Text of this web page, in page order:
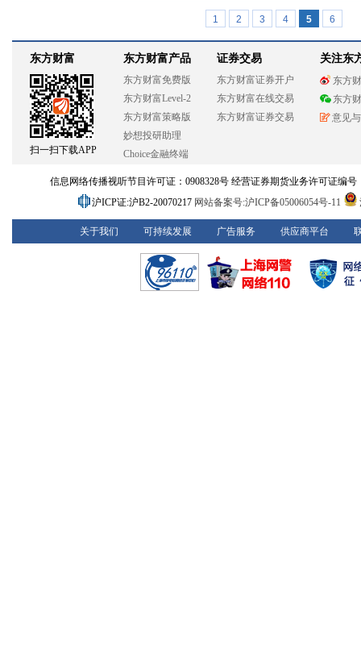
1 2 3 4 5 6
东方财富
扫一扫下载APP
东方财富产品
东方财富免费版
东方财富Level-2
东方财富策略版
妙想投研助理
Choice金融终端
证券交易
东方财富证券开户
东方财富在线交易
东方财富证券交易
关注东
东方
东方
意见
信息网络传播视听节目许可证：0908328号 经营证券期货业务许可证编号
沪ICP证:沪B2-20070217 网站备案号:沪ICP备05006054号-11
关于我们 可持续发展 广告服务 供应商平台